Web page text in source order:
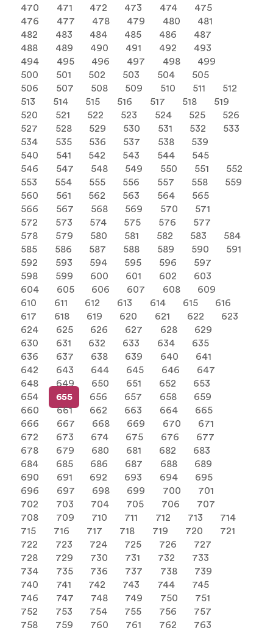
470 471 472 473 474
475
476
477 478 479 480
481
482
483 484 485 486
487
488
489 490 491 492
493
494
495 496 497 498
499
500
501 502 503 504
505
506
507 508 509 510 511
512
513
514 515 516 517 518
519
520
521 522 523 524 525
526
527
528 529 530 531 532
533
534
535 536 537 538
539
540
541 542 543 544
545
546
547 548 549 550 551
552
553
554 555 556 557 558
559
560
561 562 563 564
565
566
567 568 569 570
571
572
573 574 575 576
577
578
579 580 581 582 583
584
585
586 587 588 589 590
591
592
593 594 595 596
597
598
599 600 601 602
603
604
605 606 607 608
609
610
611 612 613 614 615
616
617
618 619 620 621 622
623
624
625 626 627 628
629
630
631 632 633 634
635
636
637 638 639 640
641
642
643 644 645 646
647
648
649 650 651 652
653
654
655 656 657 658
659
660
661 662 663 664
665
666
667 668 669 670
671
672
673 674 675 676
677
678
679 680 681 682
683
684
685 686 687 688
689
690
691 692 693 694
695
696
697 698 699 700
701
702
703 704 705 706
707
708
709 710 711 712 713
714
715
716 717 718 719 720
721
722
723 724 725 726
727
728
729 730 731 732
733
734
735 736 737 738
739
740
741 742 743 744
745
746
747 748 749 750
751
752
753 754 755 756
757
758
759 760 761 762
763